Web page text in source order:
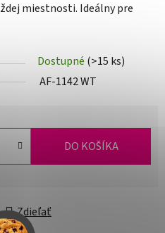
miestnosti. Ideálny pre
Dostupné (>15 ks)
AF-1142 WT
DO KOŠÍKA
Zdieľať